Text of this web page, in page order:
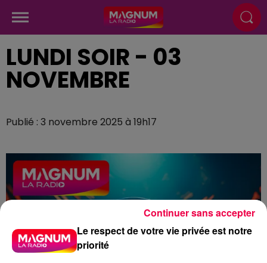
LUNDI SOIR - 03
NOVEMBRE
Publié : 3 novembre 2025 à 19h17
Le respect de votre vie privée est notre
priorité
Continuer sans accepter